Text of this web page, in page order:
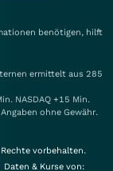
benötigen, hilft
ermittelt aus 285
NASDAQ +15 Min.
ohne Gewähr.
vorbehalten.
Daten & Kurse von: